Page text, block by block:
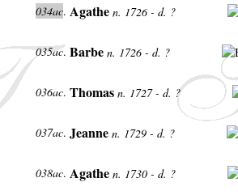
034ac. Agathe n. 1726 - d. ?
035ac. Barbe n. 1726 - d. ?
036ac. Thomas n. 1727 - d. ?
037ac. Jeanne n. 1729 - d. ?
038ac. Agathe n. 1730 - d. ?